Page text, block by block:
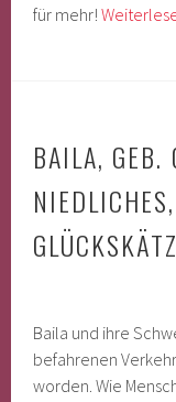
für mehr!
BAILA,
Baila und ihre
befahrenen
worden. Wie